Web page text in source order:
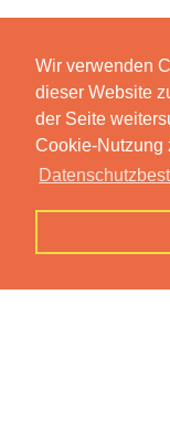
Wir verwenden
dieser Website
der Seite
Cookie-Nutzung